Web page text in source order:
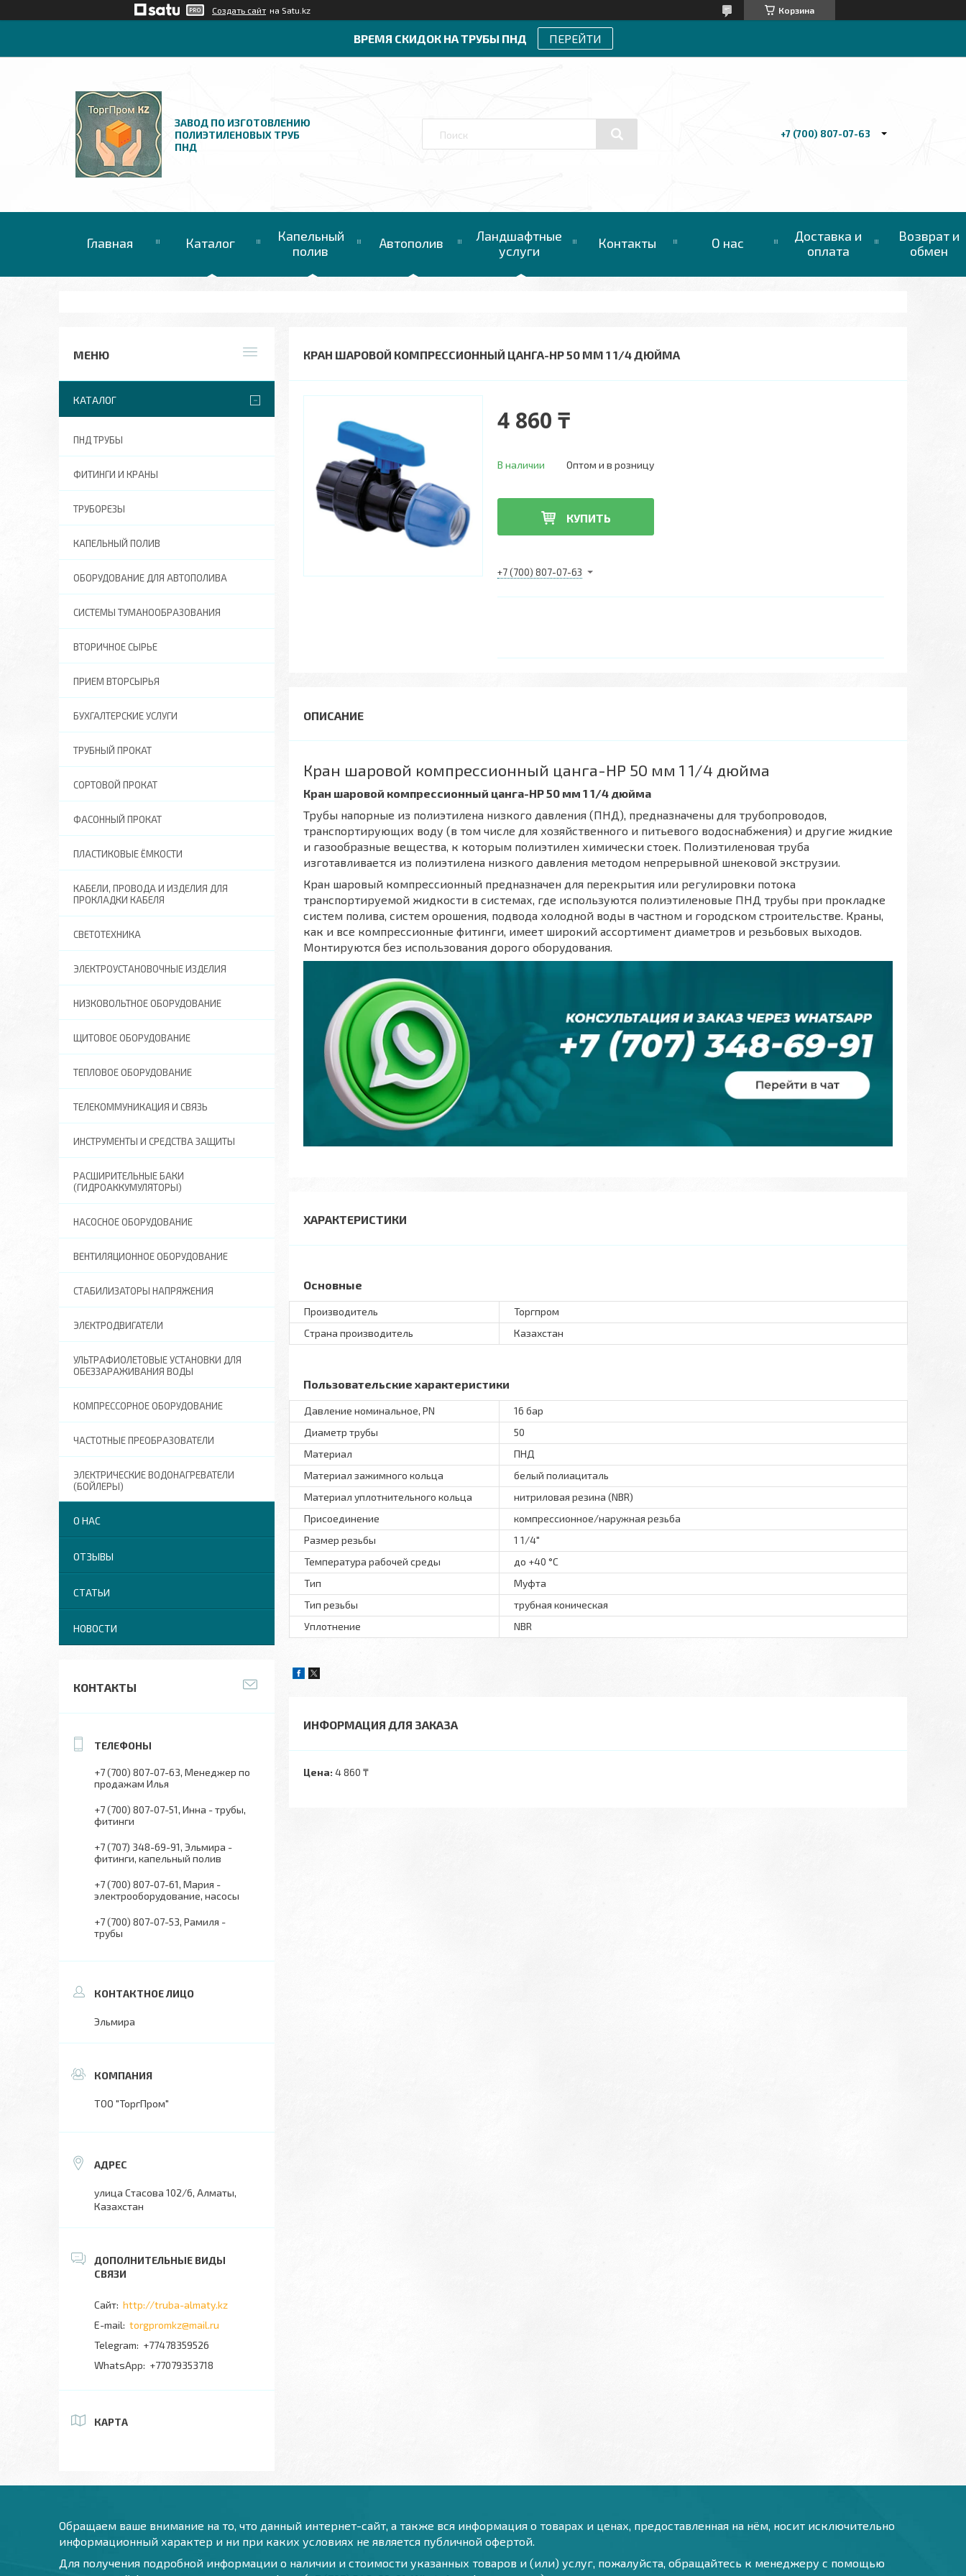
Создать сайт на Satu.kz Корзина
ВРЕМЯ СКИДОК НА ТРУБЫ ПНД ПЕРЕЙТИ
ЗАВОД ПО ИЗГОТОВЛЕНИЮ
ПОЛИЭТИЛЕНОВЫХ ТРУБ
ПНД
+7 (700) 807-07-63
Главная Каталог
Капельный
полив
Автополив
Ландшафтные
услуги
Контакты О нас
Доставка и
оплата
Возврат и
обмен
КРАН ШАРОВОЙ КОМПРЕССИОННЫЙ ЦАНГА-НР 50 ММ 1 1/4 ДЮЙМА
4 860 ₸
В наличии Оптом и в розницу
КУПИТЬ
+7 (700) 807-07-63
Кран шаровой компрессионный цанга-НР 50 мм 1 1/4 дюйма
Кран шаровой компрессионный цанга-НР 50 мм 1 1/4 дюйма
Трубы напорные из полиэтилена низкого давления (ПНД), предназначены для трубопроводов,
транспортирующих воду (в том числе для хозяйственного и питьевого водоснабжения) и другие жидкие
и газообразные вещества, к которым полиэтилен химически стоек. Полиэтиленовая труба
изготавливается из полиэтилена низкого давления методом непрерывной шнековой экструзии.
Кран шаровый компрессионный предназначен для перекрытия или регулировки потока
транспортируемой жидкости в системах, где используются полиэтиленовые ПНД трубы при прокладке
систем полива, систем орошения, подвода холодной воды в частном и городском строительстве. Краны,
как и все компрессионные фитинги, имеет широкий ассортимент диаметров и резьбовых выходов.
Монтируются без использования дорого оборудования.
ХАРАКТЕРИСТИКИ
Основные
Производитель
Торгпром
Страна производитель
Казахстан
Пользовательские характеристики
Давление номинальное, PN
16 бар
Диаметр трубы
50
Материал
ПНД
Материал зажимного кольца
белый полиациталь
Материал уплотнительного кольца
нитриловая резина (NBR)
Присоединение
компрессионное/наружная резьба
Размер резьбы
1 1/4"
Температура рабочей среды
до +40 °C
Тип
Муфта
Тип резьбы
трубная коническая
Уплотнение
NBR
ИНФОРМАЦИЯ ДЛЯ ЗАКАЗА
Цена: 4 860 ₸
КАТАЛОГ
ПНД ТРУБЫ
ФИТИНГИ И КРАНЫ
ТРУБОРЕЗЫ
КАПЕЛЬНЫЙ ПОЛИВ
ОБОРУДОВАНИЕ ДЛЯ АВТОПОЛИВА
СИСТЕМЫ ТУМАНООБРАЗОВАНИЯ
ВТОРИЧНОЕ СЫРЬЕ
ПРИЕМ ВТОРСЫРЬЯ
БУХГАЛТЕРСКИЕ УСЛУГИ
ТРУБНЫЙ ПРОКАТ
СОРТОВОЙ ПРОКАТ
ФАСОННЫЙ ПРОКАТ
ПЛАСТИКОВЫЕ ЁМКОСТИ
КАБЕЛИ, ПРОВОДА И ИЗДЕЛИЯ ДЛЯ
ПРОКЛАДКИ КАБЕЛЯ
СВЕТОТЕХНИКА
ЭЛЕКТРОУСТАНОВОЧНЫЕ ИЗДЕЛИЯ
НИЗКОВОЛЬТНОЕ ОБОРУДОВАНИЕ
ЩИТОВОЕ ОБОРУДОВАНИЕ
ТЕПЛОВОЕ ОБОРУДОВАНИЕ
ТЕЛЕКОММУНИКАЦИЯ И СВЯЗЬ
ИНСТРУМЕНТЫ И СРЕДСТВА ЗАЩИТЫ
РАСШИРИТЕЛЬНЫЕ БАКИ
(ГИДРОАККУМУЛЯТОРЫ)
НАСОСНОЕ ОБОРУДОВАНИЕ
ВЕНТИЛЯЦИОННОЕ ОБОРУДОВАНИЕ
СТАБИЛИЗАТОРЫ НАПРЯЖЕНИЯ
ЭЛЕКТРОДВИГАТЕЛИ
УЛЬТРАФИОЛЕТОВЫЕ УСТАНОВКИ ДЛЯ
ОБЕЗЗАРАЖИВАНИЯ ВОДЫ
КОМПРЕССОРНОЕ ОБОРУДОВАНИЕ
ЧАСТОТНЫЕ ПРЕОБРАЗОВАТЕЛИ
ЭЛЕКТРИЧЕСКИЕ ВОДОНАГРЕВАТЕЛИ
(БОЙЛЕРЫ)
О НАС
ОТЗЫВЫ
СТАТЬИ
НОВОСТИ
КОНТАКТЫ
+7 (700) 807-07-63 Менеджер по
продажам Илья
+7 (700) 807-07-51 Инна - трубы,
фитинги
+7 (707) 348-69-91 Эльмира -
фитинги, капельный полив
+7 (700) 807-07-61 Мария -
электрооборудование, насосы
+7 (700) 807-07-53 Рамиля -
трубы
Эльмира
ТОО "ТоргПром"
улица Стасова 102/6, Алматы,
Казахстан
http://truba-almaty.kz
torgpromkz@mail.ru
+77478359526
+77079353718
КАРТА
Обращаем ваше внимание на то, что данный интернет-сайт, а также вся информация о товарах и ценах, предоставленная на нём, носит исключительно
информационный характер и ни при каких условиях не является публичной офертой.
Для получения подробной информации о наличии и стоимости указанных товаров и (или) услуг, пожалуйста, обращайтесь к менеджеру с помощью